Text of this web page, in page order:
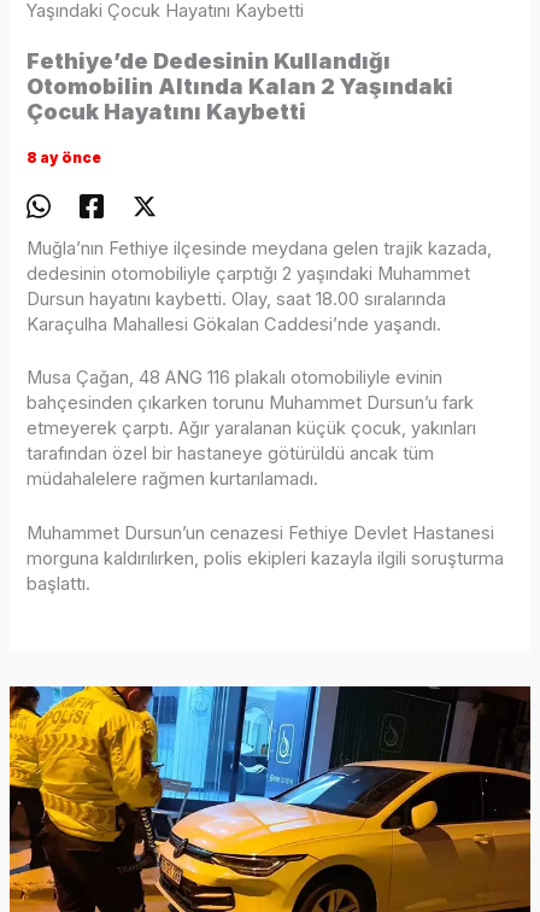
Yaşındaki Çocuk Hayatını Kaybetti
Fethiye’de Dedesinin Kullandığı
Otomobilin Altında Kalan 2 Yaşındaki
Çocuk Hayatını Kaybetti
8 ay önce
Muğla’nın Fethiye ilçesinde meydana gelen trajik kazada,
dedesinin otomobiliyle çarptığı 2 yaşındaki Muhammet
Dursun hayatını kaybetti. Olay, saat 18.00 sıralarında
Karaçulha Mahallesi Gökalan Caddesi’nde yaşandı.
Musa Çağan, 48 ANG 116 plakalı otomobiliyle evinin
bahçesinden çıkarken torunu Muhammet Dursun’u fark
etmeyerek çarptı. Ağır yaralanan küçük çocuk, yakınları
tarafından özel bir hastaneye götürüldü ancak tüm
müdahalelere rağmen kurtarılamadı.
Muhammet Dursun’un cenazesi Fethiye Devlet Hastanesi
morguna kaldırılırken, polis ekipleri kazayla ilgili soruşturma
başlattı.